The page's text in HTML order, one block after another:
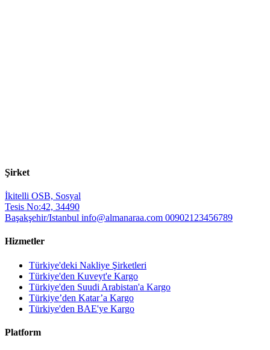
Şirket
İkitelli OSB, Sosyal
Tesis No:42, 34490
Başakşehir/Istanbul info@almanaraa.com 00902123456789
Hizmetler
Türkiye'deki Nakliye Şirketleri
Türkiye'den Kuveyt'e Kargo
Türkiye'den Suudi Arabistan'a Kargo
Türkiye’den Katar’a Kargo
Türkiye'den BAE'ye Kargo
Platform